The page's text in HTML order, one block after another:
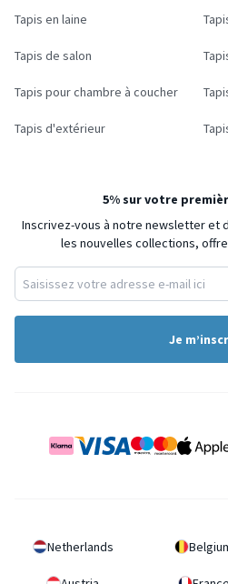
Tapis en laine
Tapis de salon
Tapis pour chambre à coucher
Tapis d'extérieur
5% sur votre
Inscrivez-vous à notre newsletter et
les nouvelles collections,
Je
Netherlands